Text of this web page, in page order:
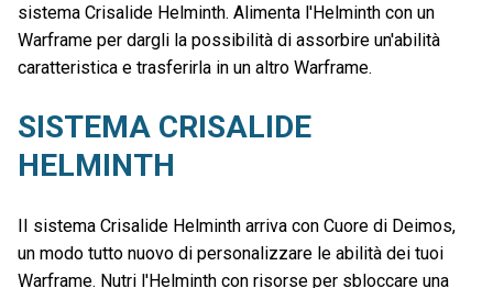
sistema Crisalide Helminth. Alimenta l'Helminth con un
Warframe per dargli la possibilità di assorbire un'abilità
caratteristica e trasferirla in un altro Warframe.
SISTEMA CRISALIDE
HELMINTH
II sistema Crisalide Helminth arriva con Cuore di Deimos,
un modo tutto nuovo di personalizzare le abilità dei tuoi
Warframe. Nutri l'Helminth con risorse per sbloccare una